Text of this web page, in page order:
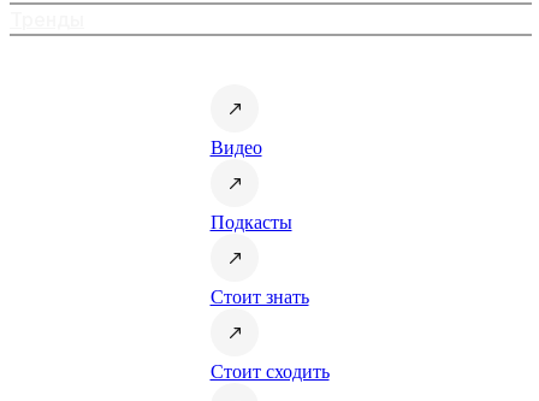
Видео
Подкасты
Стоит знать
Стоит сходить